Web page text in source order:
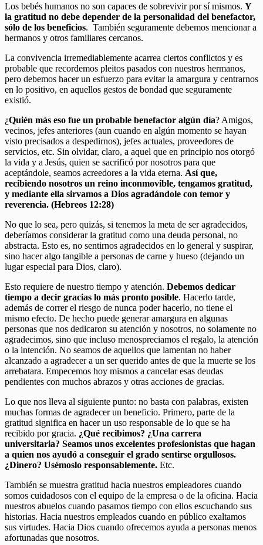
Los bebés humanos no son capaces de sobrevivir por sí mismos. Y
la gratitud no debe depender de la personalidad del benefactor,
sólo de los beneficios. También seguramente debemos mencionar a
hermanos y otros familiares cercanos.
La convivencia irremediablemente acarrea ciertos conflictos y es
probable que recordemos pleitos pasados con nuestros hermanos,
pero debemos hacer un esfuerzo para evitar la amargura y centrarnos
en lo positivo, en aquellos gestos de bondad que seguramente
existió.
¿Quién más eso fue un probable benefactor algún día? Amigos,
vecinos, jefes anteriores (aun cuando en algún momento se hayan
visto precisados a despedirnos), jefes actuales, proveedores de
servicios, etc. Sin olvidar, claro, a aquel que en principio nos otorgó
la vida y a Jesús, quien se sacrificó por nosotros para que
aceptándole, seamos acreedores a la vida eterna. Así que,
recibiendo nosotros un reino inconmovible, tengamos gratitud,
y mediante ella sirvamos a Dios agradándole con temor y
reverencia. (Hebreos 12:28)
No que lo sea, pero quizás, si tenemos la meta de ser agradecidos,
deberíamos considerar la gratitud como una deuda personal, no
abstracta. Esto es, no sentirnos agradecidos en lo general y suspirar,
sino hacer algo tangible a personas de carne y hueso (dejando un
lugar especial para Dios, claro).
Esto requiere de nuestro tiempo y atención. Debemos dedicar
tiempo a decir gracias lo más pronto posible. Hacerlo tarde,
además de correr el riesgo de nunca poder hacerlo, no tiene el
mismo efecto. De hecho puede generar amargura en algunas
personas que nos dedicaron su atención y nosotros, no solamente no
agradecimos, sino que incluso menospreciamos el regalo, la atención
o la intención. No seamos de aquellos que lamentan no haber
alcanzado a agradecer a un ser querido antes de que la muerte se los
arrebatara. Empecemos hoy mismos a cancelar esas deudas
pendientes con muchos abrazos y otras acciones de gracias.
Lo que nos lleva al siguiente punto: no basta con palabras, existen
muchas formas de agradecer un beneficio. Primero, parte de la
gratitud significa en hacer un uso responsable de lo que se ha
recibido por gracia. ¿Qué recibimos? ¿Una carrera
universitaria? Seamos unos excelentes profesionistas que hagan
a quien nos ayudó a conseguir el grado sentirse orgullosos.
¿Dinero? Usémoslo responsablemente. Etc.
También se muestra gratitud hacia nuestros empleadores cuando
somos cuidadosos con el equipo de la empresa o de la oficina. Hacia
nuestros abuelos cuando pasamos tiempo con ellos escuchando sus
historias. Hacia nuestros empleados cuando en público exaltamos
sus virtudes. Hacia Dios cuando ofrecemos ayuda a personas menos
afortunadas que nosotros.